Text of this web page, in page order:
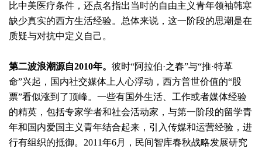
比中美医疗条件，还点名指出当时的自由主义青年领袖韩寒
缺少真实的西方生活经验。总体来说，这一阶段的思潮是在
质疑与对抗中定义自己。
第二波浪潮源自2010年。 彼时“阿拉伯·之春”与“推·特革
命”兴起，国内社交媒体上人心浮动，西方普世价值的“股
票”看似涨到了顶峰。一些有国外生活、工作或者媒体经验
的精英，包括专家学者和社会活动家，与第一阶段的留学青
年和国内爱国主义青年结合起来，引入传媒和运营经验，进
行有组织的抵御。2011年6月，民间智库春秋战略发展研究